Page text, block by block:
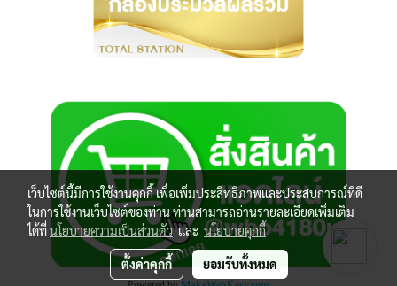
เว็บไซต์นี้มีการใช้งานคุกกี้ เพื่อเพิ่มประสิทธิภาพและประสบการณ์ที่ดี
ในการใช้งานเว็บไซต์ของท่าน ท่านสามารถอ่านรายละเอียดเพิ่มเติม
ได้ที่นโยบายความเป็นส่วนตัวและ นโยบายคุกกี้
ตั้งค่าคุกกี้ ยอมรับทั้งหมด